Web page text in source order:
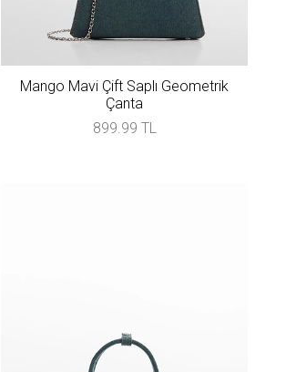
Mango Mavi Çift Saplı Geometrik
Çanta
899.99 TL